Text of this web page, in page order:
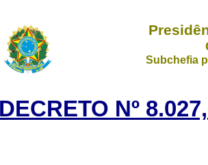
Subchefia
DECRETO Nº